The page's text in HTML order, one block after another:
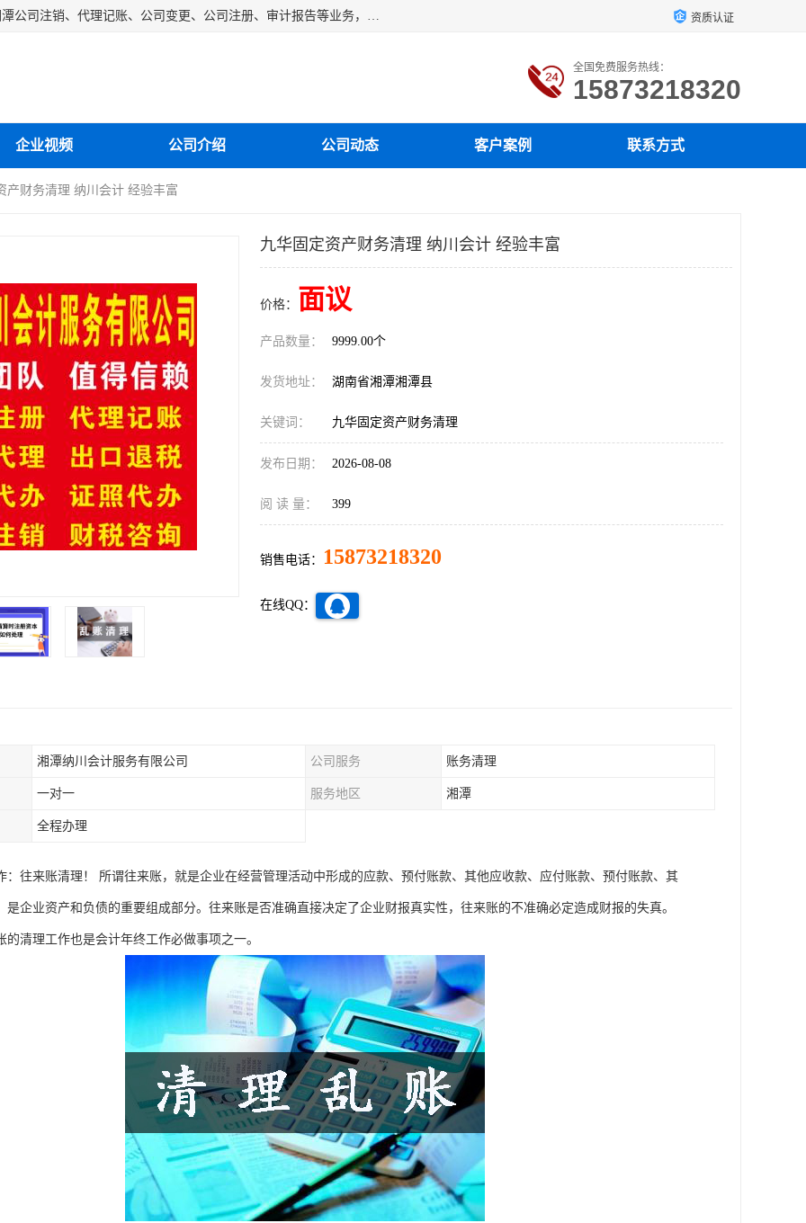
湘潭纳川会计服务有限公司主营从事：湘潭公司账务清理、湘潭公司注销、代理记账、公司变更、公司注册、审计报告等业务，公司设立有专门的代理注册部门，现有工商代办专员，部门经理从事工商代办多年，对各地区公司注册、公司变更、进出口业务等流程以及各行业公司注册、变更所需注意的细节都非常熟悉。 资质认证
全国免费服务热线：
15873218320
企业视频 公司介绍 公司动态 客户案例 联系方式
产财务清理 纳川会计 经验丰富
九华固定资产财务清理 纳川会计 经验丰富
价格： 面议
产品数量： 9999.00个
发货地址： 湖南省湘潭湘潭县
关键词： 九华固定资产财务清理
发布日期： 2026-08-08
阅 读 量： 399
销售电话： 15873218320
在线QQ：
湘潭纳川会计服务有限公司 公司服务 账务清理
一对一 服务地区 湘潭
全程办理
：往来账清理！ 所谓往来账，就是企业在经营管理活动中形成的应款、预付账款、其他应收款、应付账款、预付账款、其
是企业资产和负债的重要组成部分。往来账是否准确直接决定了企业财报真实性，往来账的不准确必定造成财报的失真。
的清理工作也是会计年终工作必做事项之一。